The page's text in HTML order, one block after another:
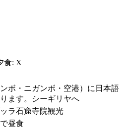
食: X
ボ・ニガンボ・空港）に日本語
ます。シーギリヤへ
ラ石窟寺院観光
昼食